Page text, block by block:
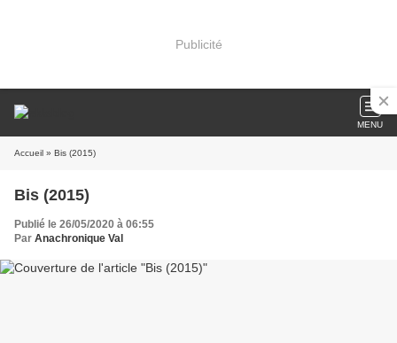
Publicité
MENU
Accueil » Bis (2015)
Bis (2015)
Publié le 26/05/2020 à 06:55
Par Anachronique Val